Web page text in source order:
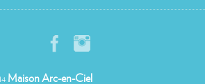
Maison Arc-en-Ciel